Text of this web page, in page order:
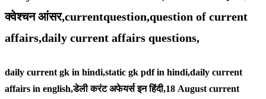
क्वेश्चन आंसर,currentquestion,question of current
affairs,daily current affairs questions,
daily current gk in hindi,static gk pdf in hindi,daily current
affairs in english,डेली करंट अफेयर्स इन हिंदी,18 August current